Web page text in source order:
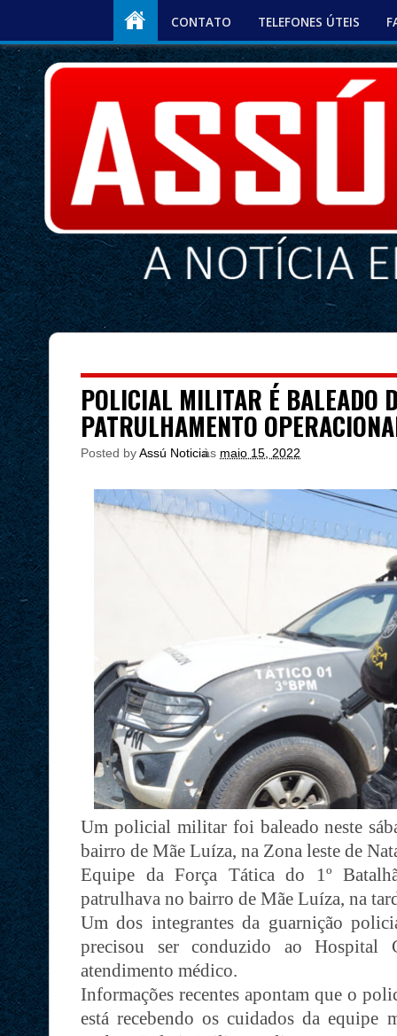
CONTATO TELEFONES ÚTEIS
POLICIAL MILITAR É BALEADO
PATRULHAMENTO
Posted byAssú Noticia
às maio 15, 2022
Um policial militar foi baleado neste
bairro de Mãe Luíza, na Zona leste de
Equipe da Força Tática do 1º
patrulhava no bairro de Mãe Luíza, na
Um dos integrantes da guarnição
precisou ser conduzido ao Hospital
atendimento médico.
Informações recentes apontam que o
está recebendo os cuidados da equipe